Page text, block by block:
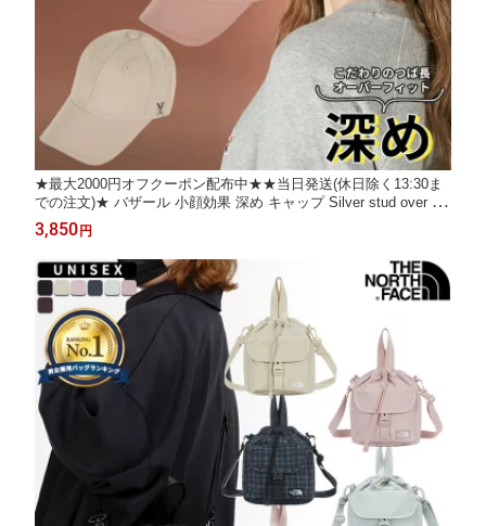
★最大2000円オフクーポン配布中★★当日発送(休日除く13:30ま
での注文)★ バザール 小顔効果 深め キャップ Silver stud over fit
ball cap ☆ 帽子 シンプル レディース メンズ 紫外線対策 韓国フ
ァッション 韓国ブランド VARZAR【正規販売店/関税込/送料無
料】
3,850 円